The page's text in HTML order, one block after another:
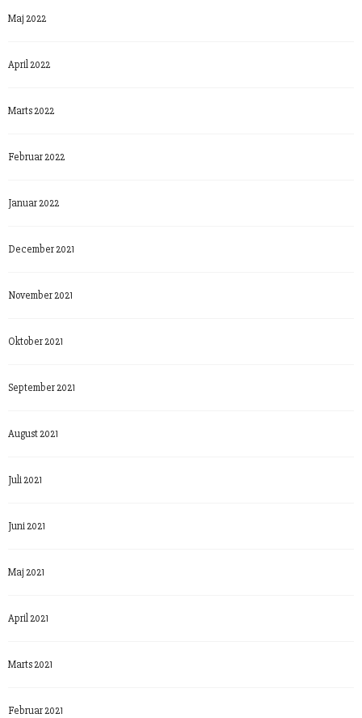
Maj 2022
April 2022
Marts 2022
Februar 2022
Januar 2022
December 2021
November 2021
Oktober 2021
September 2021
August 2021
Juli 2021
Juni 2021
Maj 2021
April 2021
Marts 2021
Februar 2021